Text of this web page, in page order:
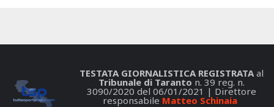
TESTATA GIORNALISTICA REGISTRATAal
Tribunale di Taranto n. 39 reg. n.
3090/2020 del 06/01/2021 | Direttore
responsabile Matteo Schinaia